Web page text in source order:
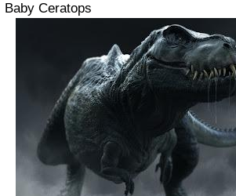
Baby Ceratops